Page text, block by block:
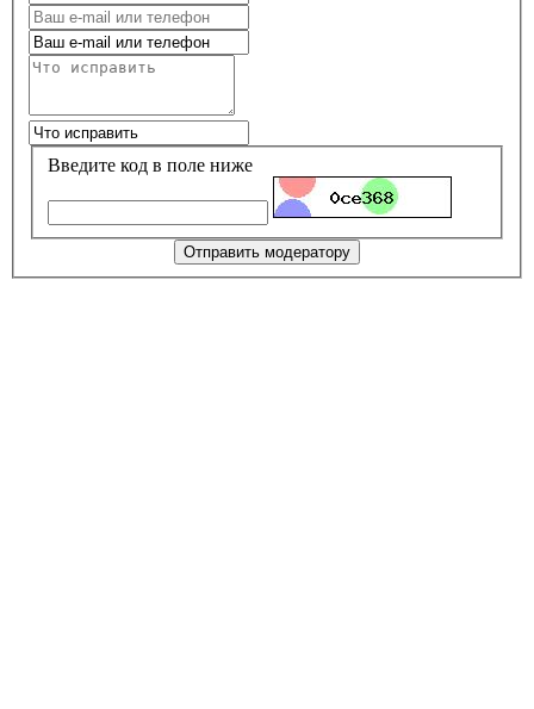
Введите код в поле ниже
Отправить модератору